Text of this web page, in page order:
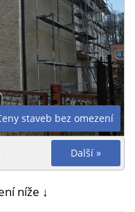
staveb bez omezení
Další »
níže ↓